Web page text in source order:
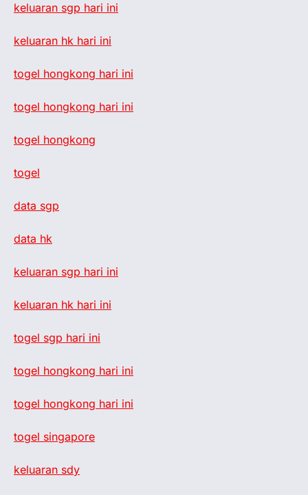
keluaran sgp hari ini
keluaran hk hari ini
togel hongkong hari ini
togel hongkong hari ini
togel hongkong
togel
data sgp
data hk
keluaran sgp hari ini
keluaran hk hari ini
togel sgp hari ini
togel hongkong hari ini
togel hongkong hari ini
togel singapore
keluaran sdy